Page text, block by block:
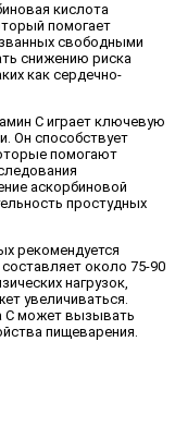
кислота
помогает
свободными
снижению риска
как сердечно-
C играет ключевую
Он способствует
помогают
аскорбиновой
простудных
рекомендуется
около 75-90
нагрузок,
увеличиваться.
C может вызывать
пищеварения.